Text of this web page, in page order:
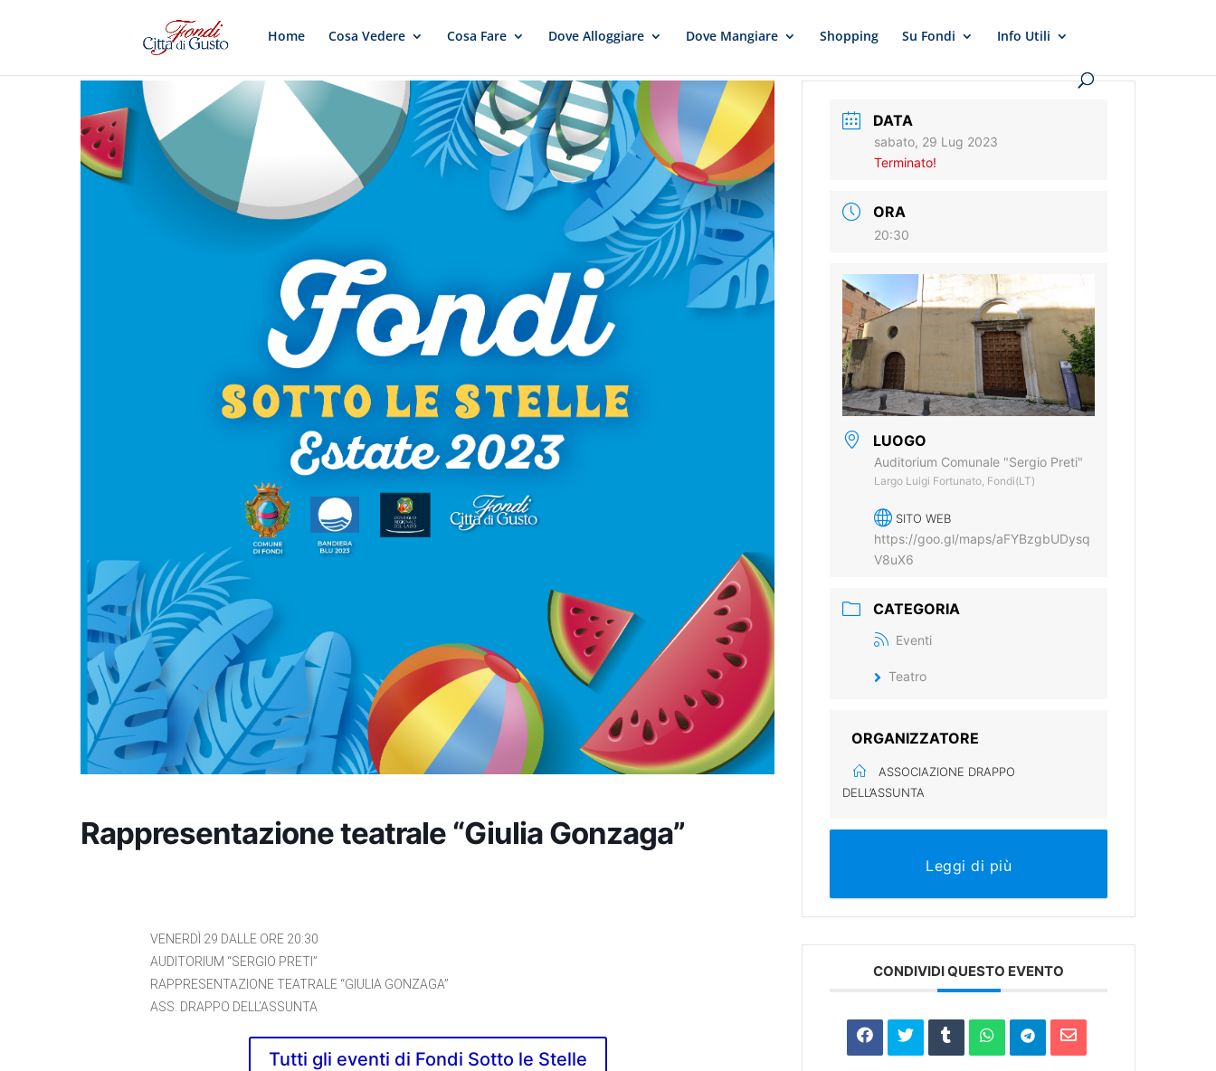
Home Cosa Vedere Cosa Fare Dove Alloggiare Dove Mangiare Shopping Su Fondi Info Utili
Rappresentazione teatrale “Giulia Gonzaga”
VENERDÌ 29 DALLE ORE 20:30
AUDITORIUM “SERGIO PRETI”
RAPPRESENTAZIONE TEATRALE “GIULIA GONZAGA”
ASS. DRAPPO DELL’ASSUNTA
Tutti gli eventi di Fondi Sotto le Stelle
DATA
sabato, 29 Lug 2023
Terminato!
ORA
20:30
LUOGO
Auditorium Comunale "Sergio Preti"
Largo Luigi Fortunato, Fondi(LT)
SITO WEB
https://goo.gl/maps/aFYBzgbUDysq
V8uX6
CATEGORIA
Eventi
Teatro
ORGANIZZATORE
ASSOCIAZIONE DRAPPO
DELL’ASSUNTA
Leggi di più
CONDIVIDI QUESTO EVENTO